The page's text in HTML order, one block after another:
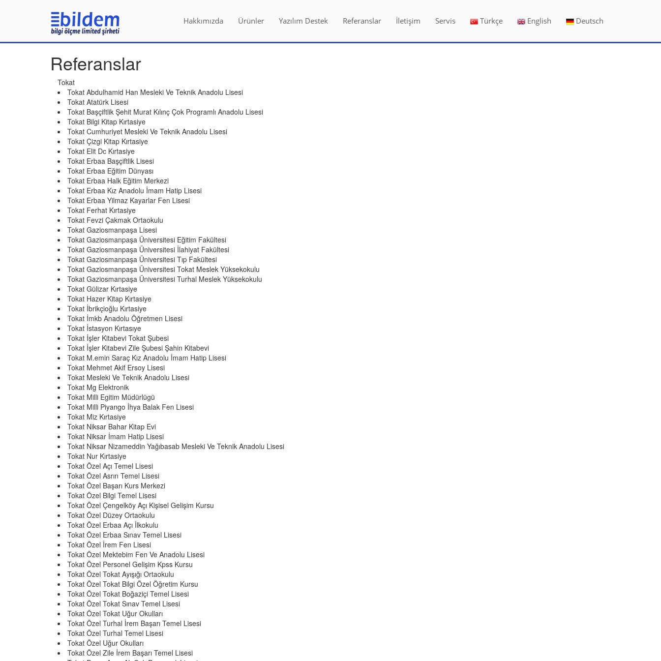
Hakkımızda Ürünler Yazılım Destek Referanslar İletişim Servis Türkçe English Deutsch
Referanslar
Tokat
Tokat Abdulhamid Han Mesleki Ve Teknik Anadolu Lisesi
Tokat Atatürk Lisesi
Tokat Başçiftlik Şehit Murat Kılınç Çok Programlı Anadolu Lisesi
Tokat Bilgi Kitap Kırtasiye
Tokat Cumhuriyet Mesleki Ve Teknik Anadolu Lisesi
Tokat Çizgi Kitap Kırtasiye
Tokat Elit Dc Kırtasiye
Tokat Erbaa Başçiftlik Lisesi
Tokat Erbaa Eğitim Dünyası
Tokat Erbaa Halk Eğitim Merkezi
Tokat Erbaa Kız Anadolu İmam Hatip Lisesi
Tokat Erbaa Yilmaz Kayarlar Fen Lisesi
Tokat Ferhat Kırtasiye
Tokat Fevzi Çakmak Ortaokulu
Tokat Gaziosmanpaşa Lisesi
Tokat Gaziosmanpaşa Üniversitesi Eğitim Fakültesi
Tokat Gaziosmanpaşa Üniversitesi İlahiyat Fakültesi
Tokat Gaziosmanpaşa Üniversitesi Tıp Fakültesi
Tokat Gaziosmanpaşa Üniversitesi Tokat Meslek Yüksekokulu
Tokat Gaziosmanpaşa Üniversitesi Turhal Meslek Yüksekokulu
Tokat Gülizar Kırtasiye
Tokat Hazer Kitap Kırtasiye
Tokat İbrikçioğlu Kırtasiye
Tokat İmkb Anadolu Öğretmen Lisesi
Tokat İstasyon Kırtasıye
Tokat İşler Kitabevi Tokat Şubesi
Tokat İşler Kitabevi Zile Şubesi Şahin Kitabevi
Tokat M.emin Saraç Kız Anadolu İmam Hatip Lisesi
Tokat Mehmet Akif Ersoy Lisesi
Tokat Mesleki Ve Teknik Anadolu Lisesi
Tokat Mg Elektronik
Tokat Milli Egitim Müdürlügü
Tokat Milli Piyango İhya Balak Fen Lisesi
Tokat Miz Kırtasiye
Tokat Niksar Bahar Kitap Evi
Tokat Niksar İmam Hatip Lisesi
Tokat Niksar Nizameddin Yağıbasab Mesleki Ve Teknik Anadolu Lisesi
Tokat Nur Kırtasiye
Tokat Özel Açı Temel Lisesi
Tokat Özel Asrın Temel Lisesi
Tokat Özel Başarı Kurs Merkezi
Tokat Özel Bilgi Temel Lisesi
Tokat Özel Çengelköy Açı Kişisel Gelişim Kursu
Tokat Özel Düzey Ortaokulu
Tokat Özel Erbaa Açı İlkokulu
Tokat Özel Erbaa Sınav Temel Lisesi
Tokat Özel İrem Fen Lisesi
Tokat Özel Mektebim Fen Ve Anadolu Lisesi
Tokat Özel Personel Gelişim Kpss Kursu
Tokat Özel Tokat Ayışığı Ortaokulu
Tokat Özel Tokat Bilgi Özel Öğretim Kursu
Tokat Özel Tokat Boğaziçi Temel Lisesi
Tokat Özel Tokat Sınav Temel Lisesi
Tokat Özel Tokat Uğur Okulları
Tokat Özel Turhal İrem Başarı Temel Lisesi
Tokat Özel Turhal Temel Lisesi
Tokat Özel Uğur Okulları
Tokat Özel Zile İrem Başarı Temel Lisesi